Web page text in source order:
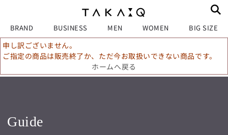
BRAND BUSINESS MEN WOMEN BIG SIZE
申し訳ございません。
ご指定の商品は販売終了か、ただ今お取扱いできない商品です。
ホームへ戻る
Guide